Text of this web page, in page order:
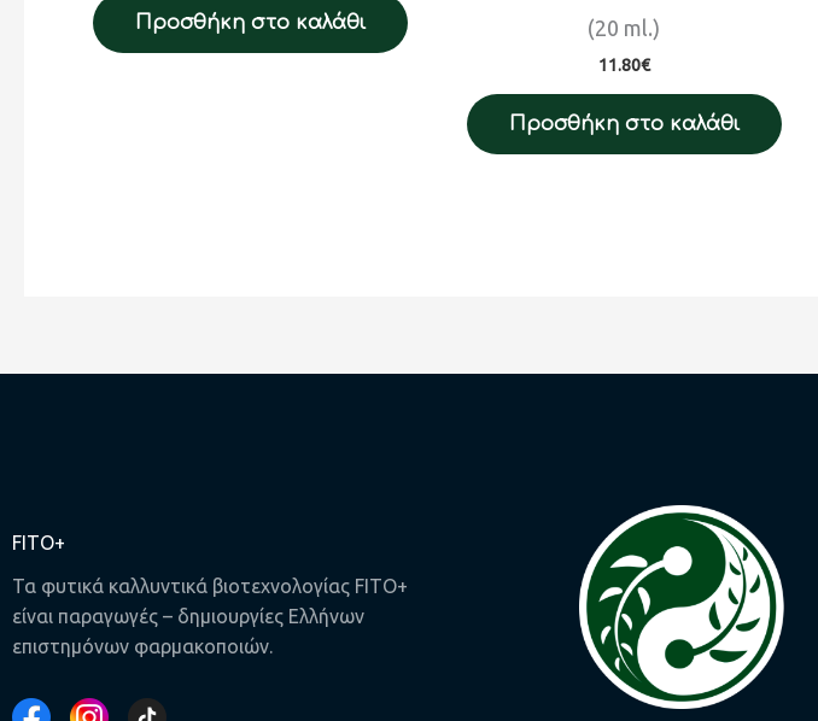
Προσθήκη στο καλάθι
(20 ml.)
11.80€
Προσθήκη στο καλάθι
FITO+
Τα φυτικά καλλυντικά βιοτεχνολογίας FITO+
είναι παραγωγές – δημιουργίες Ελλήνων
επιστημόνων φαρμακοποιών.